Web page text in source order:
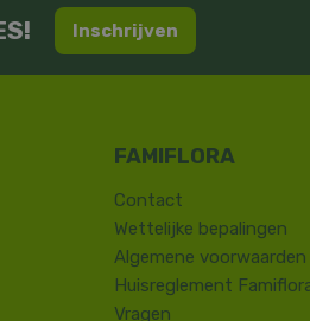
Inschrijven
Contact
​Wettelijke bepalingen
Algemene voorwaarden
Huisreglement
Vragen